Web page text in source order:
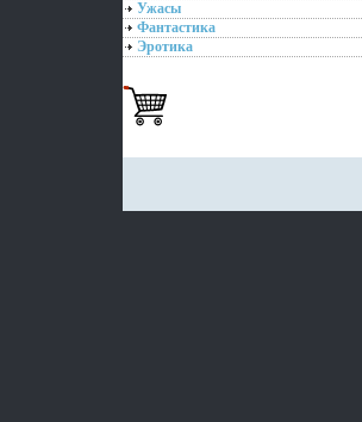
Ужасы
Фантастика
Эротика